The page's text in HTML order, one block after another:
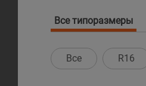
Все типоразмеры
Все R16